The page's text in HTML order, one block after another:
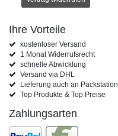
Ihre Vorteile
kostenloser Versand
1 Monat Widerrufsrecht
schnelle Abwicklung
Versand via DHL
Lieferung auch an Packstation
Top Produkte & Top Preise
Zahlungsarten